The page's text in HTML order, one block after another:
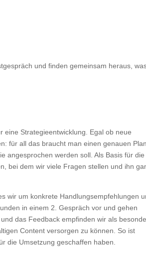
und finden gemeinsam heraus,
eine Strategieentwicklung. Egal ob neue
für all das braucht man einen genauen
angesprochen werden soll. Als Basis für die
bei dem wir viele Fragen stellen und ihn
wir um konkrete Handlungsempfehlungen
in einem 2. Gespräch vor und gehen
das Feedback empfinden wir als
Content versorgen zu können. So ist
die Umsetzung geschaffen haben.